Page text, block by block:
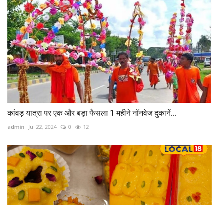
कांवड़ यात्रा पर एक और बड़ा फैसला 1 महीने नॉनवेज दुकानें...
admin Jul 22, 2024 0 12